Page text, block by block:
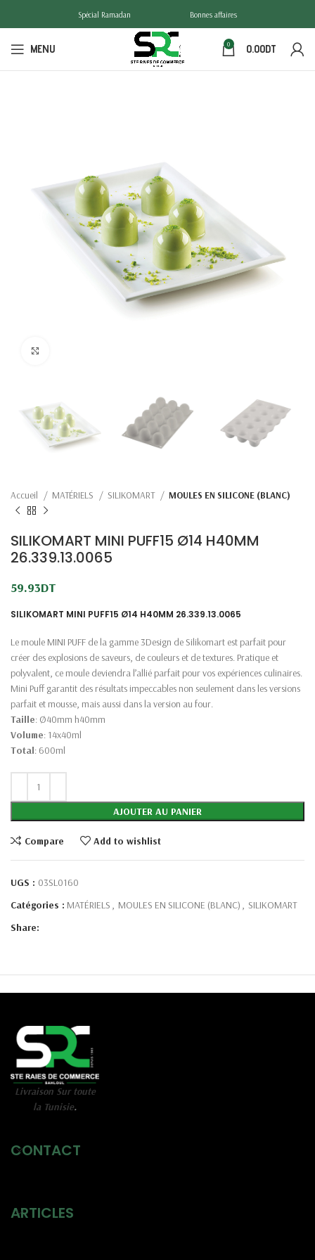
Spécial Ramadan Bonnes affaires
MENU 0 0.00DT
Accueil MATÉRIELS SILIKOMART MOULES EN SILICONE (BLANC)
SILIKOMART MINI PUFF15 Ø14 H40MM
26.339.13.0065
59.93DT
SILIKOMART MINI PUFF15 Ø14 H40MM 26.339.13.0065
Le moule MINI PUFF de la gamme 3Design de Silikomart est parfait pour
créer des explosions de saveurs, de couleurs et de textures. Pratique et
polyvalent, ce moule deviendra l’allié parfait pour vos expériences culinaires.
Mini Puff garantit des résultats impeccables non seulement dans les versions
parfait et mousse, mais aussi dans la version au four.
Taille: Ø40mm h40mm
Volume: 14x40ml
Total: 600ml
AJOUTER AU PANIER
Compare Add to wishlist
UGS : 03SL0160
Catégories : MATÉRIELS , MOULES EN SILICONE (BLANC) , SILIKOMART
Share:
Livraison Sur toute
la Tunisie.
CONTACT
ARTICLES